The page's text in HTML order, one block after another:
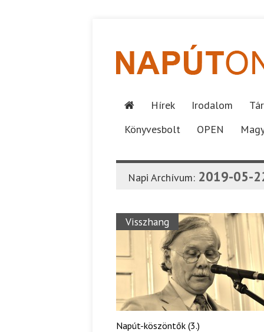
Hírek Irodalom
Könyvesbolt
OPEN
Napi Archívum: 2019-05-
Visszhang
Napút-köszöntők (3.)